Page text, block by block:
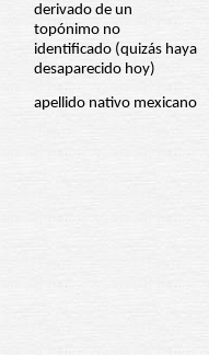
derivado de un
topónimo no
identificado (quizás haya
desaparecido hoy)
apellido nativo mexicano